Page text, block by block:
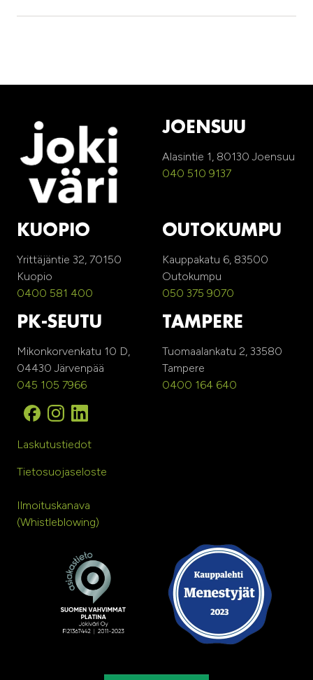
JOENSUU
Alasintie 1, 80130 Joensuu
040 510 9137
KUOPIO
Yrittäjäntie 32, 70150
Kuopio
0400 581 400
OUTOKUMPU
Kauppakatu 6, 83500
Outokumpu
050 375 9070
PK-SEUTU
Mikonkorvenkatu 10 D,
04430 Järvenpää
045 105 7966
TAMPERE
Tuomaalankatu 2, 33580
Tampere
0400 164 640
Laskutustiedot
Tietosuojaseloste
Ilmoituskanava
(Whistleblowing)